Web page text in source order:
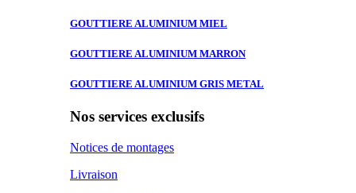
GOUTTIERE ALUMINIUM MIEL
GOUTTIERE ALUMINIUM MARRON
GOUTTIERE ALUMINIUM GRIS METAL
Nos services exclusifs
Notices de montages
Livraison